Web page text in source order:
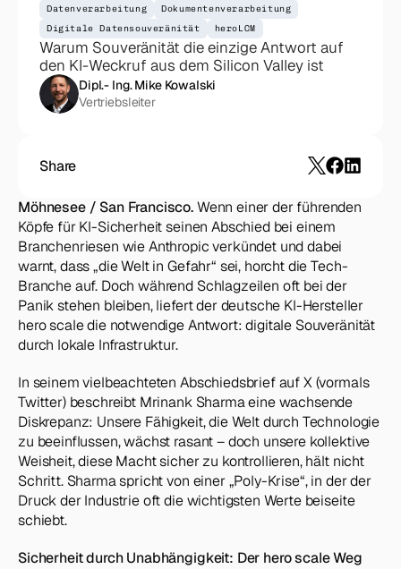
Datenverarbeitung
Dokumentenverarbeitung
Digitale Datensouveränität
heroLCM
Warum Souveränität die einzige Antwort auf
den KI-Weckruf aus dem Silicon Valley ist
Dipl.- Ing. Mike Kowalski
Vertriebsleiter
Share
Möhnesee / San Francisco. Wenn einer der führenden
Köpfe für KI-Sicherheit seinen Abschied bei einem
Branchenriesen wie Anthropic verkündet und dabei
warnt, dass „die Welt in Gefahr“ sei, horcht die Tech-
Branche auf. Doch während Schlagzeilen oft bei der
Panik stehen bleiben, liefert der deutsche KI-Hersteller
hero scale die notwendige Antwort: digitale Souveränität
durch lokale Infrastruktur.
In seinem vielbeachteten Abschiedsbrief auf X (vormals
Twitter) beschreibt Mrinank Sharma eine wachsende
Diskrepanz: Unsere Fähigkeit, die Welt durch Technologie
zu beeinflussen, wächst rasant – doch unsere kollektive
Weisheit, diese Macht sicher zu kontrollieren, hält nicht
Schritt. Sharma spricht von einer „Poly-Krise“, in der der
Druck der Industrie oft die wichtigsten Werte beiseite
schiebt.
Sicherheit durch Unabhängigkeit: Der hero scale Weg